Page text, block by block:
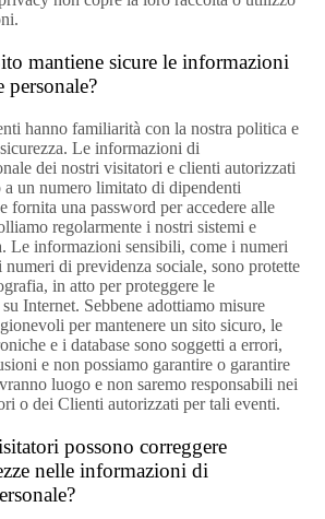
mantiene sicure le informazioni
hanno familiarità con la nostra politica e
Le informazioni di
dei nostri visitatori e clienti autorizzati
a un numero limitato di dipendenti
fornita una password per accedere alle
regolarmente i nostri sistemi e
Le informazioni sensibili, come i numeri
di previdenza sociale, sono protette
in atto per proteggere le
Internet. Sebbene adottiamo misure
per mantenere un sito sicuro, le
e i database sono soggetti a errori,
e non possiamo garantire o garantire
luogo e non saremo responsabili nei
o dei Clienti autorizzati per tali eventi.
possono correggere
nelle informazioni di